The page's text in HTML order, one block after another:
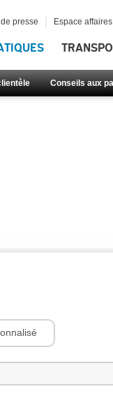
Conseils aux
presse Espace affaires